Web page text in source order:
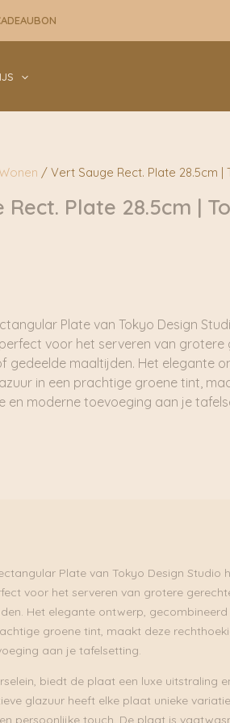
/ Vert Sauge Rect. Plate 28.5cm |
Rect. Plate 28.5cm |
Plate van Tokyo Design
voor het serveren van grotere
gedeelde maaltijden. Het elegante
in een prachtige groene tint,
en moderne toevoeging aan je
Plate van Tokyo Design Studio
voor het serveren van grotere
Het elegante ontwerp,
groene tint, maakt deze
aan je tafelsetting.
biedt de plaat een luxe uitstraling
glazuur heeft elke plaat unieke
persoonlijke touch. De plaat is